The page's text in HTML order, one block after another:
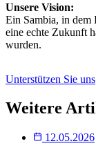
Unsere Vision:
Ein Sambia, in dem
eine echte Zukunft
wurden.
Unterstützen Sie uns
Weitere
12.05.2026